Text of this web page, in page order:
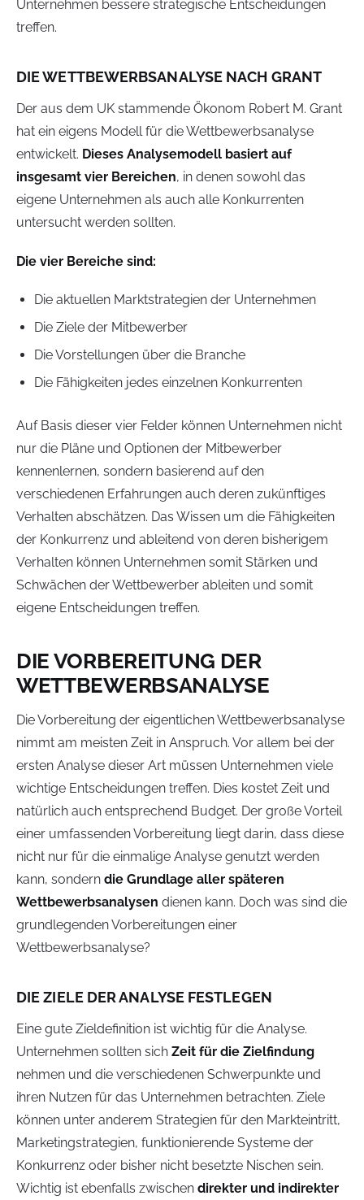
Unternehmen bessere strategische Entscheidungen
treffen.
DIE WETTBEWERBSANALYSE NACH GRANT
Der aus dem UK stammende Ökonom Robert M. Grant
hat ein eigens Modell für die Wettbewerbsanalyse
entwickelt. Dieses Analysemodell basiert auf
insgesamt vier Bereichen, in denen sowohl das
eigene Unternehmen als auch alle Konkurrenten
untersucht werden sollten.
Die vier Bereiche sind:
Die aktuellen Marktstrategien der Unternehmen
Die Ziele der Mitbewerber
Die Vorstellungen über die Branche
Die Fähigkeiten jedes einzelnen Konkurrenten
Auf Basis dieser vier Felder können Unternehmen nicht
nur die Pläne und Optionen der Mitbewerber
kennenlernen, sondern basierend auf den
verschiedenen Erfahrungen auch deren zukünftiges
Verhalten abschätzen. Das Wissen um die Fähigkeiten
der Konkurrenz und ableitend von deren bisherigem
Verhalten können Unternehmen somit Stärken und
Schwächen der Wettbewerber ableiten und somit
eigene Entscheidungen treffen.
DIE VORBEREITUNG DER
WETTBEWERBSANALYSE
Die Vorbereitung der eigentlichen Wettbewerbsanalyse
nimmt am meisten Zeit in Anspruch. Vor allem bei der
ersten Analyse dieser Art müssen Unternehmen viele
wichtige Entscheidungen treffen. Dies kostet Zeit und
natürlich auch entsprechend Budget. Der große Vorteil
einer umfassenden Vorbereitung liegt darin, dass diese
nicht nur für die einmalige Analyse genutzt werden
kann, sondern die Grundlage aller späteren
Wettbewerbsanalysen dienen kann. Doch was sind die
grundlegenden Vorbereitungen einer
Wettbewerbsanalyse?
DIE ZIELE DER ANALYSE FESTLEGEN
Eine gute Zieldefinition ist wichtig für die Analyse.
Unternehmen sollten sich Zeit für die Zielfindung
nehmen und die verschiedenen Schwerpunkte und
ihren Nutzen für das Unternehmen betrachten. Ziele
können unter anderem Strategien für den Markteintritt,
Marketingstrategien, funktionierende Systeme der
Konkurrenz oder bisher nicht besetzte Nischen sein.
Wichtig ist ebenfalls zwischen direkter und indirekter